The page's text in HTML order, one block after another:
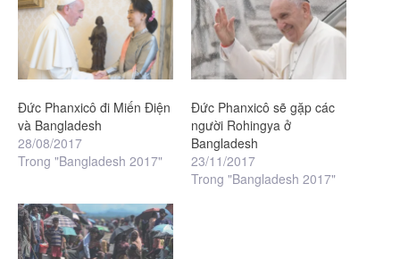
Đức Phanxicô đi Miến Điện
và Bangladesh
28/08/2017
Trong "Bangladesh 2017"
Đức Phanxicô sẽ gặp các
người Rohingya ở
Bangladesh
23/11/2017
Trong "Bangladesh 2017"